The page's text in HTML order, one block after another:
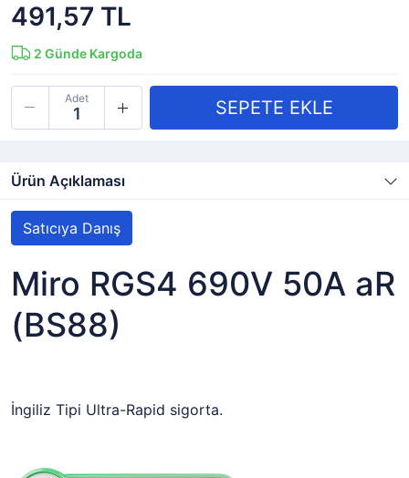
491,57 TL
2 Günde Kargoda
Adet
Ürün Açıklaması
Satıcıya Danış
Miro RGS4 690V 50A aR
(BS88)
İngiliz Tipi Ultra-Rapid sigorta.